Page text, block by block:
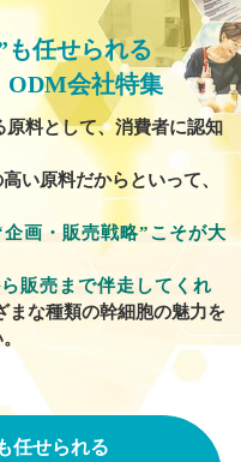
も任せられる
ODM会社特集
原料として、消費者に認知
い原料だからといって、
企画・販売戦略”こそが大
販売まで伴走してくれ
まな種類の幹細胞の魅力を
任せられる